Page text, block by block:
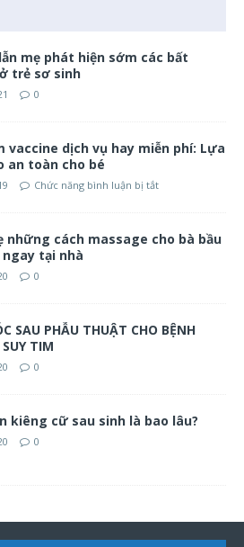
mẹ phát hiện sớm các bất
trẻ sơ sinh
0
vaccine dịch vụ hay miễn phí: Lựa
an toàn cho bé
Chức năng bình luận bị tắt
những cách massage cho bà bầu
ngay tại nhà
0
SAU PHẪU THUẬT CHO BỆNH
TIM
0
kiêng cữ sau sinh là bao lâu?
0